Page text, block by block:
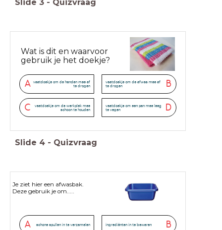
Slide 3 - Quizvraag
Wat is dit en waarvoor
gebruik je het doekje?
A vaatdoekje om de handen mee af
te drogen
B
vaatdoekje om de afwas mee af
te drogen
C
vaatdoekje om de werkplek mee
schoon te houden
D
vaatdoekje om een pan mee leeg
te vegen
Slide 4 - Quizvraag
Je ziet hier een afwasbak.
Deze gebruik je om.....
A schone spullen in te verzamelen B
ingrediënten in te bewaren